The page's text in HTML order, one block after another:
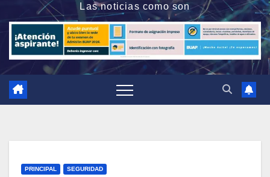
Las noticias como son
PRINCIPAL SEGURIDAD